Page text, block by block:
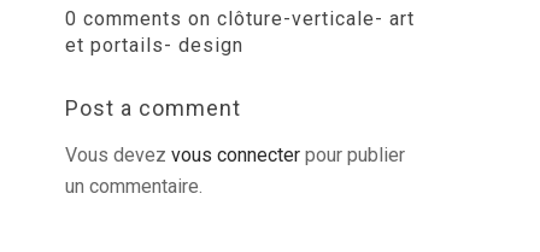
0 comments on clôture-verticale- art
et portails- design
Post a comment
Vous devez vous connecter pour publier
un commentaire.